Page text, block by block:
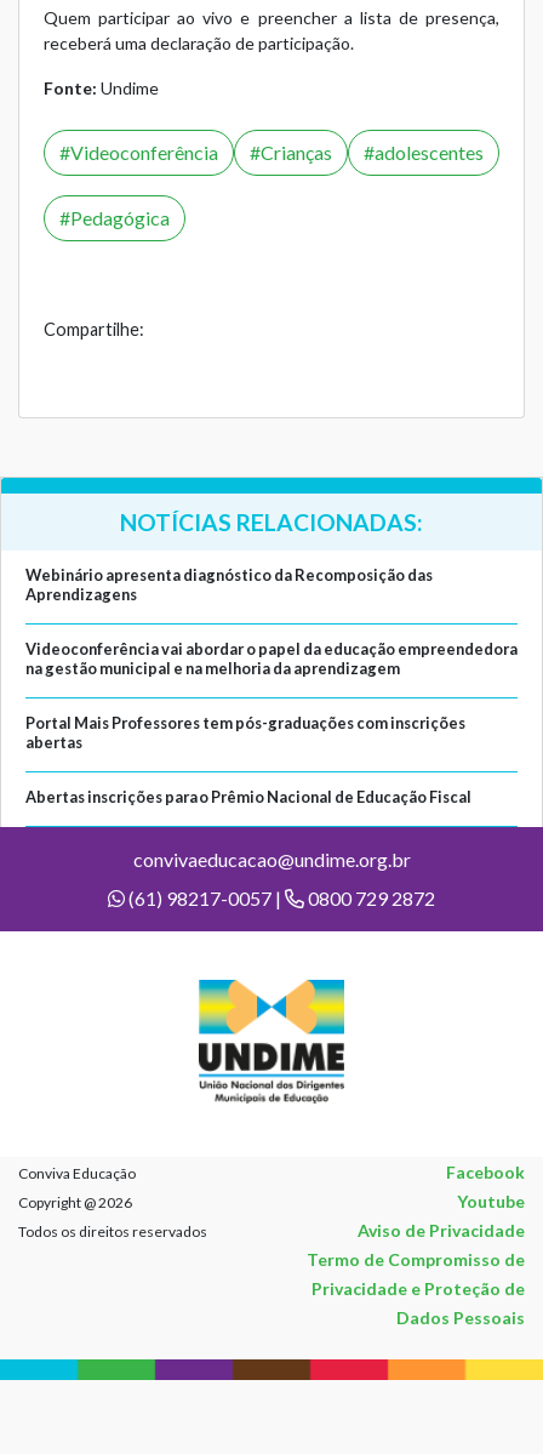
Quem participar ao vivo e preencher a lista de presença,
receberá uma declaração de participação.
Fonte: Undime
Videoconferência Crianças adolescentes
Pedagógica
Compartilhe:
NOTÍCIAS RELACIONADAS:
Webinário apresenta diagnóstico da Recomposição das
Aprendizagens
Videoconferência vai abordar o papel da educação empreendedora
na gestão municipal e na melhoria da aprendizagem
Portal Mais Professores tem pós-graduações com inscrições
abertas
Abertas inscrições para o Prêmio Nacional de Educação Fiscal
convivaeducacao@undime.org.br
(61) 98217-0057 |
0800 729 2872
Conviva Educação Facebook
Copyright @ 2026 Youtube
Todos os direitos reservados
Aviso de Privacidade
Termo de Compromisso de
Privacidade e Proteção de
Dados Pessoais